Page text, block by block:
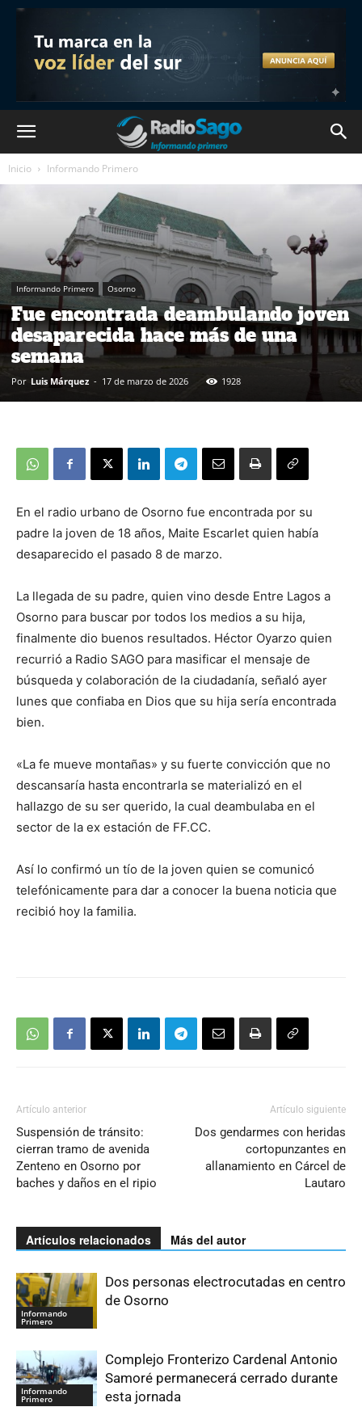
Inicio Informando Primero
Informando Primero Osorno
Fue encontrada deambulando joven
desaparecida hace más de una
semana
Por Luis Márquez - 17 de marzo de 2026 1928
En el radio urbano de Osorno fue encontrada por su
padre la joven de 18 años, Maite Escarlet quien había
desaparecido el pasado 8 de marzo.
La llegada de su padre, quien vino desde Entre Lagos a
Osorno para buscar por todos los medios a su hija,
finalmente dio buenos resultados. Héctor Oyarzo quien
recurrió a Radio SAGO para masificar el mensaje de
búsqueda y colaboración de la ciudadanía, señaló ayer
lunes que confiaba en Dios que su hija sería encontrada
bien.
«La fe mueve montañas» y su fuerte convicción que no
descansaría hasta encontrarla se materializó en el
hallazgo de su ser querido, la cual deambulaba en el
sector de la ex estación de FF.CC.
Así lo confirmó un tío de la joven quien se comunicó
telefónicamente para dar a conocer la buena noticia que
recibió hoy la familia.
Artículo anterior
Suspensión de tránsito:
cierran tramo de avenida
Zenteno en Osorno por
baches y daños en el ripio
Artículo siguiente
Dos gendarmes con heridas
cortopunzantes en
allanamiento en Cárcel de
Lautaro
Artículos relacionados Más del autor
Informando
Primero
Dos personas electrocutadas en centro
de Osorno
Informando
Primero
Complejo Fronterizo Cardenal Antonio
Samoré permanecerá cerrado durante
esta jornada